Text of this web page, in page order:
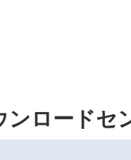
ンロードセ